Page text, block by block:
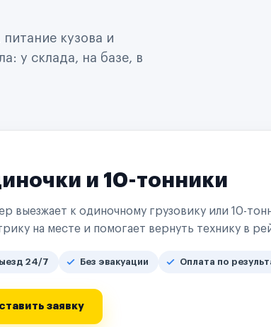
кузова и
у склада, на базе, в
и 10-тонники
выезжает к одиночному грузовику или 10-
на месте и помогает вернуть технику в
24/7 Без эвакуации Оплата по
заявку